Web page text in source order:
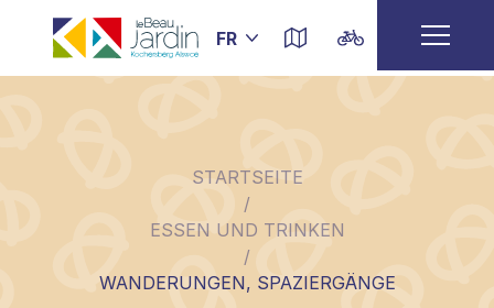
STARTSEITE
/
ESSEN UND TRINKEN
/
WANDERUNGEN, SPAZIERGÄNGE